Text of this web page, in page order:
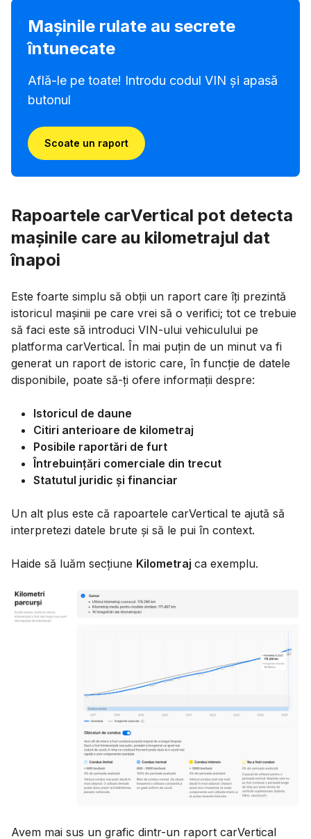
Mașinile rulate au secrete
întunecate
Află-le pe toate! Introdu codul VIN și apasă
butonul
Scoate un raport
Rapoartele carVertical pot detecta
mașinile care au kilometrajul dat
înapoi
Este foarte simplu să obții un raport care îți prezintă
istoricul mașinii pe care vrei să o verifici; tot ce trebuie
să faci este să introduci VIN-ului vehiculului pe
platforma carVertical. În mai puțin de un minut va fi
generat un raport de istoric care, în funcție de datele
disponibile, poate să-ți ofere informații despre:
Istoricul de daune
Citiri anterioare de kilometraj
Posibile raportări de furt
Întrebuințări comerciale din trecut
Statutul juridic și financiar
Un alt plus este că rapoartele carVertical te ajută să
interpretezi datele brute și să le pui în context.
Haide să luăm secțiune Kilometraj ca exemplu.
Avem mai sus un grafic dintr-un raport carVertical